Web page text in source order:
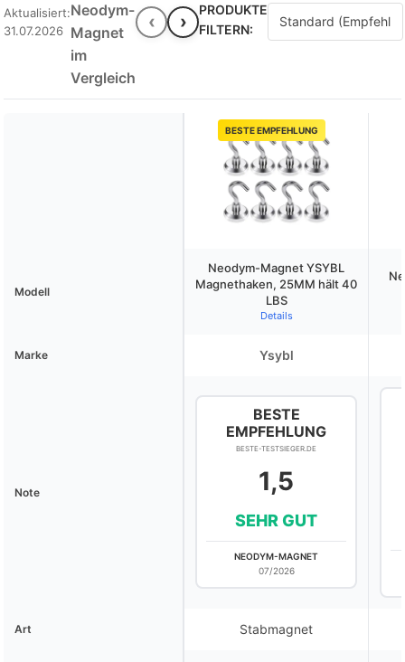
Aktualisiert:
31.07.2026
Neodym-
Magnet
im
Vergleich
‹ ›
PRODUKTE
FILTERN:
BESTE EMPFEHLUNG
Modell
Neodym-Magnet YSYBL
Magnethaken, 25MM hält 40
LBS
Details
Marke Ysybl
Note
BESTE
EMPFEHLUNG
BESTE-TESTSIEGER.DE
1,5
SEHR GUT
NEODYM-MAGNET
07/2026
Art Stabmagnet